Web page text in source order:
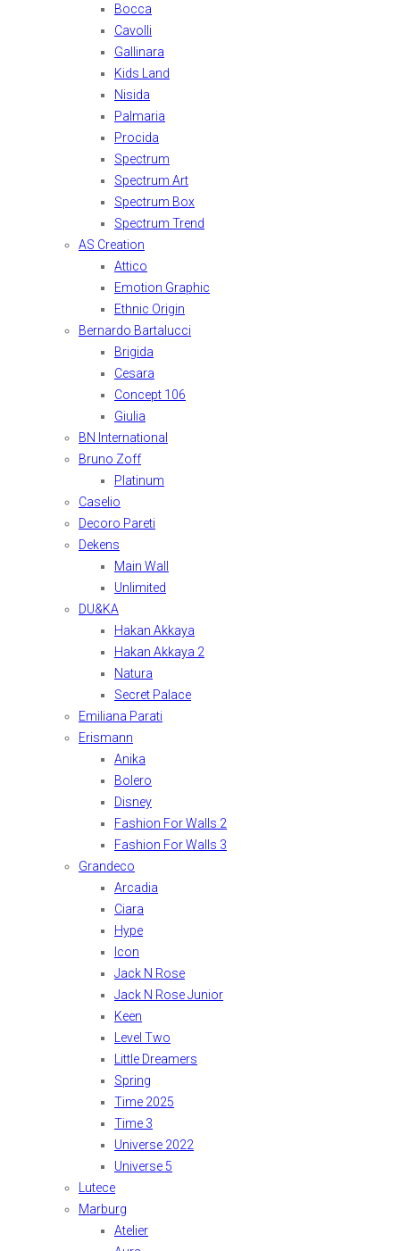
Bocca
Cavolli
Gallinara
Kids Land
Nisida
Palmaria
Procida
Spectrum
Spectrum Art
Spectrum Box
Spectrum Trend
AS Creation
Attico
Emotion Graphic
Ethnic Origin
Bernardo Bartalucci
Brigida
Cesara
Concept 106
Giulia
BN International
Bruno Zoff
Platinum
Caselio
Decoro Pareti
Dekens
Main Wall
Unlimited
DU&KA
Hakan Akkaya
Hakan Akkaya 2
Natura
Secret Palace
Emiliana Parati
Erismann
Anika
Bolero
Disney
Fashion For Walls 2
Fashion For Walls 3
Grandeco
Arcadia
Ciara
Hype
Icon
Jack N Rose
Jack N Rose Junior
Keen
Level Two
Little Dreamers
Spring
Time 2025
Time 3
Universe 2022
Universe 5
Lutece
Marburg
Atelier